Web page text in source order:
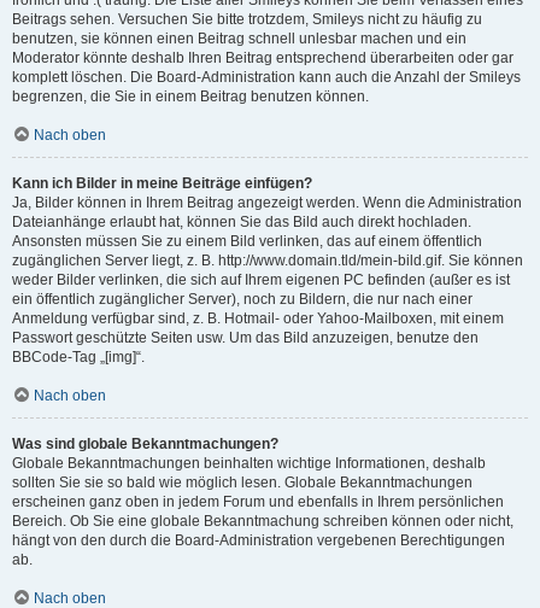
Beitrags sehen. Versuchen Sie bitte trotzdem, Smileys nicht zu häufig zu
benutzen, sie können einen Beitrag schnell unlesbar machen und ein
Moderator könnte deshalb Ihren Beitrag entsprechend überarbeiten oder gar
komplett löschen. Die Board-Administration kann auch die Anzahl der Smileys
begrenzen, die Sie in einem Beitrag benutzen können.
Nach oben
Kann ich Bilder in meine Beiträge einfügen?
Ja, Bilder können in Ihrem Beitrag angezeigt werden. Wenn die Administration
Dateianhänge erlaubt hat, können Sie das Bild auch direkt hochladen.
Ansonsten müssen Sie zu einem Bild verlinken, das auf einem öffentlich
zugänglichen Server liegt, z. B. http://www.domain.tld/mein-bild.gif. Sie können
weder Bilder verlinken, die sich auf Ihrem eigenen PC befinden (außer es ist
ein öffentlich zugänglicher Server), noch zu Bildern, die nur nach einer
Anmeldung verfügbar sind, z. B. Hotmail- oder Yahoo-Mailboxen, mit einem
Passwort geschützte Seiten usw. Um das Bild anzuzeigen, benutze den
BBCode-Tag „[img]“.
Nach oben
Was sind globale Bekanntmachungen?
Globale Bekanntmachungen beinhalten wichtige Informationen, deshalb
sollten Sie sie so bald wie möglich lesen. Globale Bekanntmachungen
erscheinen ganz oben in jedem Forum und ebenfalls in Ihrem persönlichen
Bereich. Ob Sie eine globale Bekanntmachung schreiben können oder nicht,
hängt von den durch die Board-Administration vergebenen Berechtigungen
ab.
Nach oben